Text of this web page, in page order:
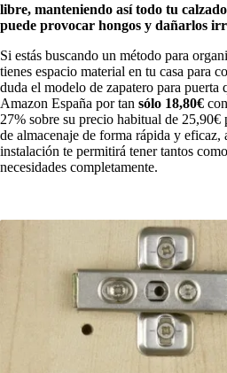
libre, manteniendo así todo tu
puede provocar hongos y dañarlos
Si estás buscando un método para
tienes espacio material en tu casa para
duda el modelo de zapatero para puerta
Amazon España por tan sólo 18,80€
27% sobre su precio habitual de 25,90€
de almacenaje de forma rápida y eficaz,
instalación te permitirá tener tantos
necesidades completamente.